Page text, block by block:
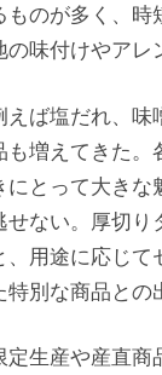
ものが多く、時
の味付けやアレ
えば塩だれ、味
も増えてきた。
にとって大きな
せない。厚切り
、用途に応じ
特別な商品との
定生産や産直商